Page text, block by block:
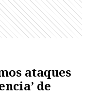
ataques
de